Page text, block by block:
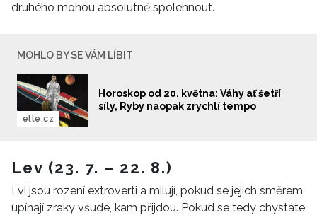
druhého mohou absolutně spolehnout.
MOHLO BY SE VÁM LÍBIT
Horoskop od 20. května: Váhy ať šetří
síly, Ryby naopak zrychlí tempo
elle.cz
Lev (23. 7. – 22. 8.)
Lvi jsou rození extroverti a milují, pokud se jejich směrem
upínají zraky všude, kam přijdou. Pokud se tedy chystáte